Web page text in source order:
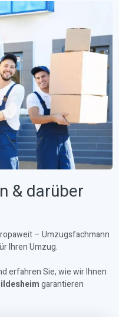
& darüber
– Umzugsfachmann
Ihren Umzug.
erfahren Sie, wie wir Ihnen
garantieren